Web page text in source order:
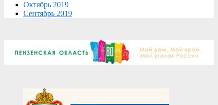
Октябрь 2019
Сентябрь 2019